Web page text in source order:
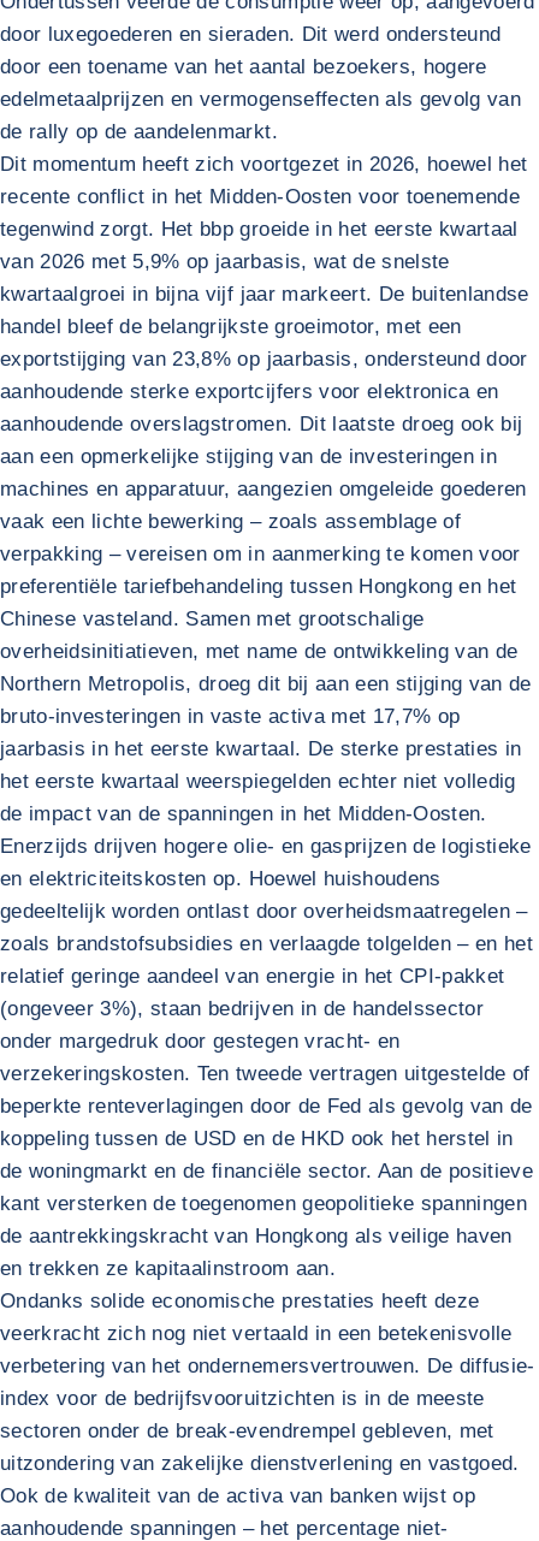
door luxegoederen en sieraden. Dit werd ondersteund
door een toename van het aantal bezoekers, hogere
edelmetaalprijzen en vermogenseffecten als gevolg van
de rally op de aandelenmarkt.
Dit momentum heeft zich voortgezet in 2026, hoewel het
recente conflict in het Midden-Oosten voor toenemende
tegenwind zorgt. Het bbp groeide in het eerste kwartaal
van 2026 met 5,9% op jaarbasis, wat de snelste
kwartaalgroei in bijna vijf jaar markeert. De buitenlandse
handel bleef de belangrijkste groeimotor, met een
exportstijging van 23,8% op jaarbasis, ondersteund door
aanhoudende sterke exportcijfers voor elektronica en
aanhoudende overslagstromen. Dit laatste droeg ook bij
aan een opmerkelijke stijging van de investeringen in
machines en apparatuur, aangezien omgeleide goederen
vaak een lichte bewerking – zoals assemblage of
verpakking – vereisen om in aanmerking te komen voor
preferentiële tariefbehandeling tussen Hongkong en het
Chinese vasteland. Samen met grootschalige
overheidsinitiatieven, met name de ontwikkeling van de
Northern Metropolis, droeg dit bij aan een stijging van de
bruto-investeringen in vaste activa met 17,7% op
jaarbasis in het eerste kwartaal. De sterke prestaties in
het eerste kwartaal weerspiegelden echter niet volledig
de impact van de spanningen in het Midden-Oosten.
Enerzijds drijven hogere olie- en gasprijzen de logistieke
en elektriciteitskosten op. Hoewel huishoudens
gedeeltelijk worden ontlast door overheidsmaatregelen –
zoals brandstofsubsidies en verlaagde tolgelden – en het
relatief geringe aandeel van energie in het CPI-pakket
(ongeveer 3%), staan bedrijven in de handelssector
onder margedruk door gestegen vracht- en
verzekeringskosten. Ten tweede vertragen uitgestelde of
beperkte renteverlagingen door de Fed als gevolg van de
koppeling tussen de USD en de HKD ook het herstel in
de woningmarkt en de financiële sector. Aan de positieve
kant versterken de toegenomen geopolitieke spanningen
de aantrekkingskracht van Hongkong als veilige haven
en trekken ze kapitaalinstroom aan.
Ondanks solide economische prestaties heeft deze
veerkracht zich nog niet vertaald in een betekenisvolle
verbetering van het ondernemersvertrouwen. De diffusie-
index voor de bedrijfsvooruitzichten is in de meeste
sectoren onder de break-evendrempel gebleven, met
uitzondering van zakelijke dienstverlening en vastgoed.
Ook de kwaliteit van de activa van banken wijst op
aanhoudende spanningen – het percentage niet-